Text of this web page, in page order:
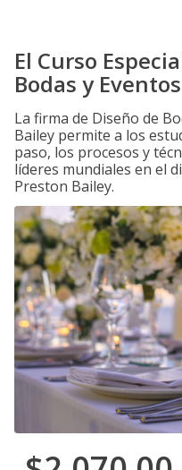
El Curso
Bodas y
La firma de Diseño de
Bailey permite a los
paso, los procesos y
líderes mundiales en el
Preston Bailey.